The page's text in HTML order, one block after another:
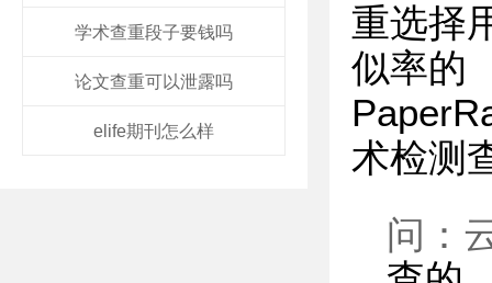
学术查重段子要钱吗
论文查重可以泄露吗
elife期刊怎么样
重选择
似率的
术检测
问：